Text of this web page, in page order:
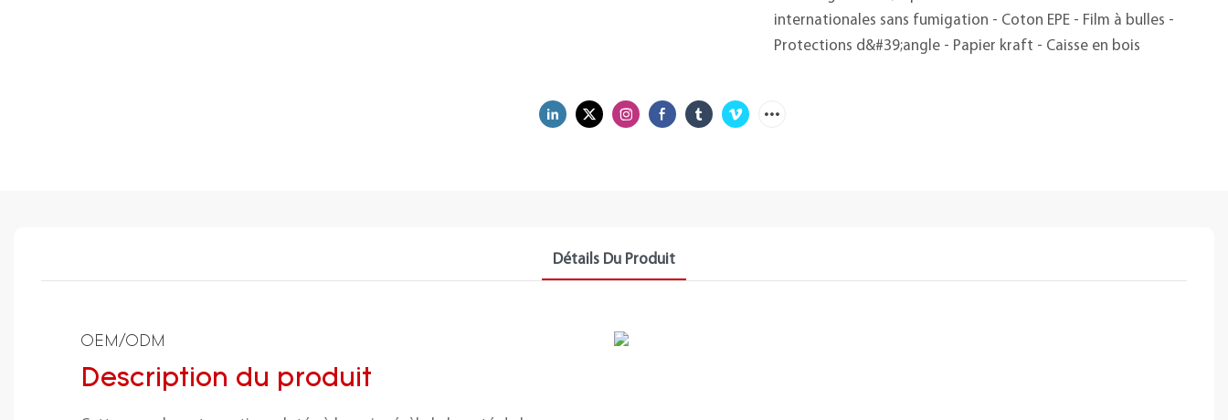
internationales sans fumigation - Coton EPE - Film à bulles -
Protections d&#39;angle - Papier kraft - Caisse en bois
Détails Du Produit
OEM/ODM
Description du produit